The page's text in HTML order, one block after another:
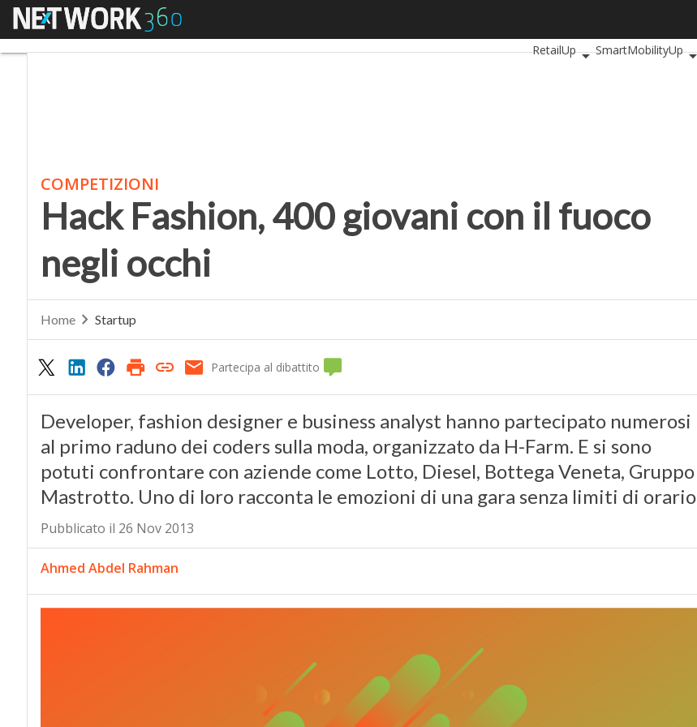
Menu
RetailUp
SmartMobilityUp
COMPETIZIONI
Hack Fashion, 400 giovani con il fuoco
negli occhi
Home Startup
Partecipa al dibattito
Developer, fashion designer e business analyst hanno partecipato numerosi
al primo raduno dei coders sulla moda, organizzato da H-Farm. E si sono
potuti confrontare con aziende come Lotto, Diesel, Bottega Veneta, Gruppo
Mastrotto. Uno di loro racconta le emozioni di una gara senza limiti di orario
Pubblicato il 26 Nov 2013
Ahmed Abdel Rahman